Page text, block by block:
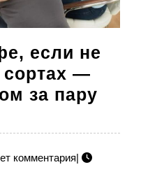
если не
сортах —
за пару
комментария|